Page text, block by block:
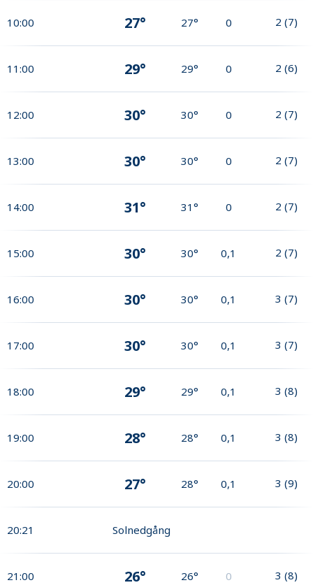
10:00 27° 27° 0 2 (7)
11:00 29° 29° 0 2 (6)
12:00 30° 30° 0 2 (7)
13:00 30° 30° 0 2 (7)
14:00 31° 31° 0 2 (7)
15:00 30° 30° 0,1 2 (7)
16:00 30° 30° 0,1 3 (7)
17:00 30° 30° 0,1 3 (7)
18:00 29° 29° 0,1 3 (8)
19:00 28° 28° 0,1 3 (8)
20:00 27° 28° 0,1 3 (9)
20:21 Solnedgång
21:00 26° 26° 0 3 (8)